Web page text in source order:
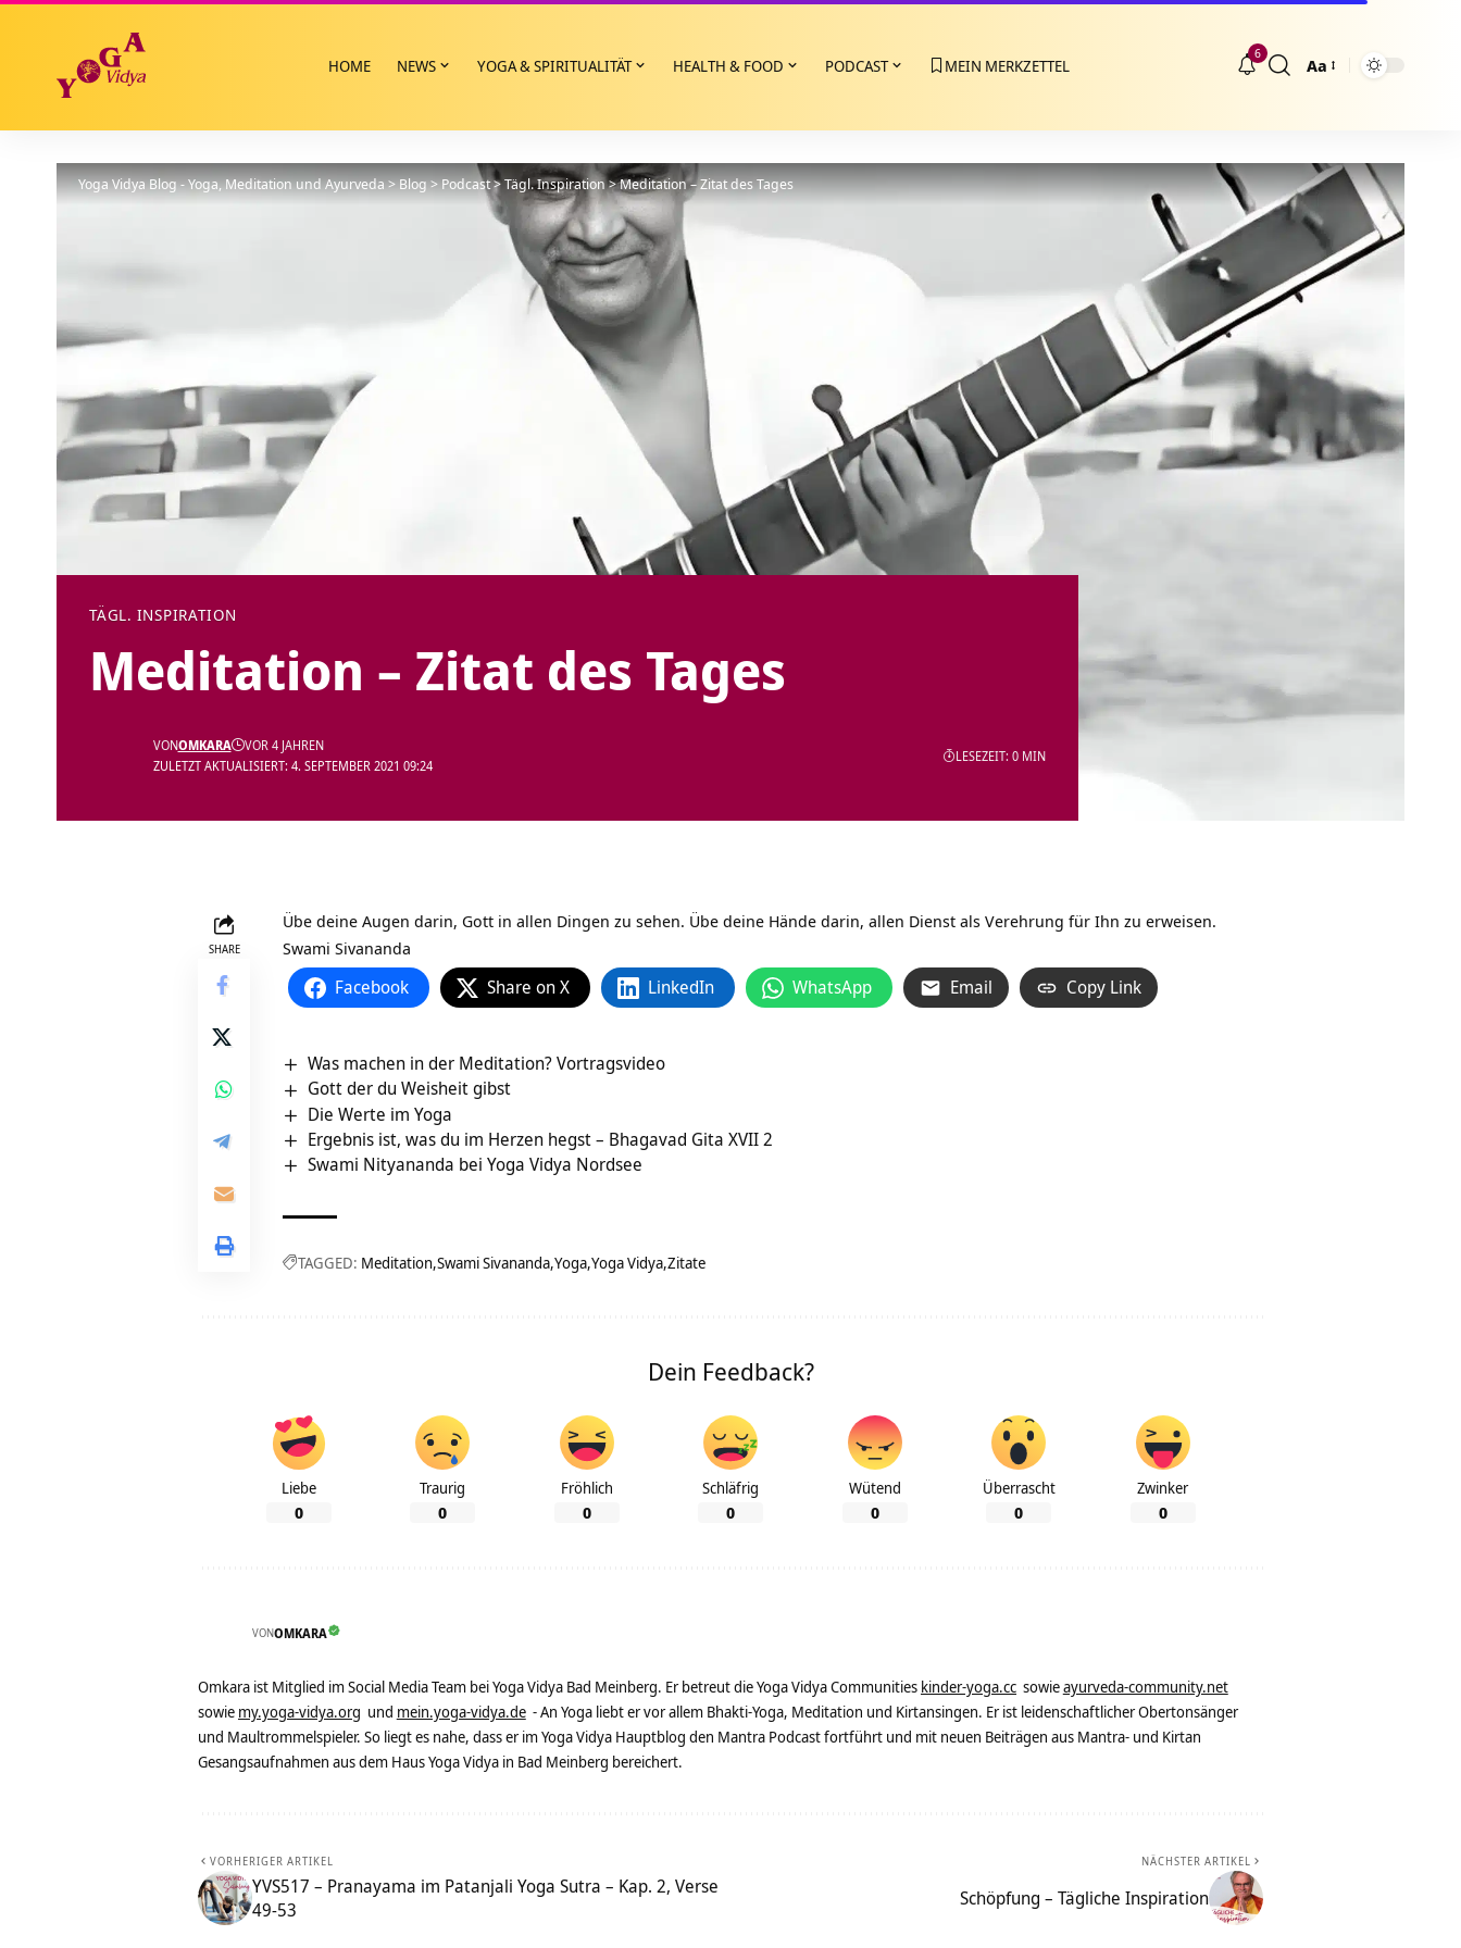
HOME NEWS YOGA & SPIRITUALITÄT HEALTH & FOOD PODCAST MEIN MERKZETTEL
6
Größenänderung
Aa
Yoga Vidya Blog - Yoga, Meditation und Ayurveda>Blog>Podcast>Tägl. Inspiration>Meditation – Zitat des Tages
TÄGL. INSPIRATION
Meditation – Zitat des Tages
ZULETZT AKTUALISIERT: 4. SEPTEMBER 2021 09:24
VONOMKARA VOR 4 JAHREN
LESEZEIT: 0 MIN
SHARE
Übe deine Augen darin, Gott in allen Dingen zu sehen. Übe deine Hände darin, allen Dienst als Verehrung für Ihn zu erweisen.
Swami Sivananda
Facebook Share on X LinkedIn WhatsApp Email Copy Link
Was machen in der Meditation? Vortragsvideo
Gott der du Weisheit gibst
Die Werte im Yoga
Ergebnis ist, was du im Herzen hegst – Bhagavad Gita XVII 2
Swami Nityananda bei Yoga Vidya Nordsee
TAGGED: Meditation Swami Sivananda Yoga Yoga Vidya Zitate
Dein Feedback?
Liebe
0
Traurig
0
Fröhlich
0
Schläfrig
0
Wütend
0
Überrascht
0
Zwinker
0
VONOMKARA
Omkara ist Mitglied im Social Media Team bei Yoga Vidya Bad Meinberg. Er betreut die Yoga Vidya Communities kinder-yoga.cc sowieayurveda-community.net
sowie my.yoga-vidya.org und mein.yoga-vidya.de - An Yoga liebt er vor allem Bhakti-Yoga, Meditation und Kirtansingen. Er ist leidenschaftlicher Obertonsänger
und Maultrommelspieler. So liegt es nahe, dass er im Yoga Vidya Hauptblog den Mantra Podcast fortführt und mit neuen Beiträgen aus Mantra- und Kirtan
Gesangsaufnahmen aus dem Haus Yoga Vidya in Bad Meinberg bereichert.
VORHERIGER ARTIKEL
YVS517 – Pranayama im Patanjali Yoga Sutra – Kap. 2, Verse
49-53
NÄCHSTER ARTIKEL
Schöpfung – Tägliche Inspiration